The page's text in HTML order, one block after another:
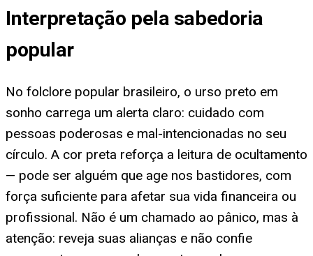
Interpretação pela sabedoria
popular
No folclore popular brasileiro, o urso preto em
sonho carrega um alerta claro: cuidado com
pessoas poderosas e mal-intencionadas no seu
círculo. A cor preta reforça a leitura de ocultamento
— pode ser alguém que age nos bastidores, com
força suficiente para afetar sua vida financeira ou
profissional. Não é um chamado ao pânico, mas à
atenção: reveja suas alianças e não confie